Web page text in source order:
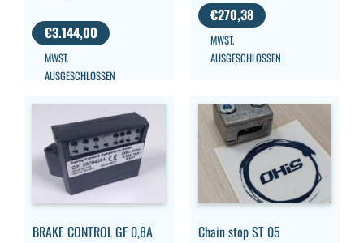
€3.144,00
MWST.
AUSGESCHLOSSEN
€270,38
MWST.
AUSGESCHLOSSEN
BRAKE CONTROL GF 0,8A Chain stop ST 05